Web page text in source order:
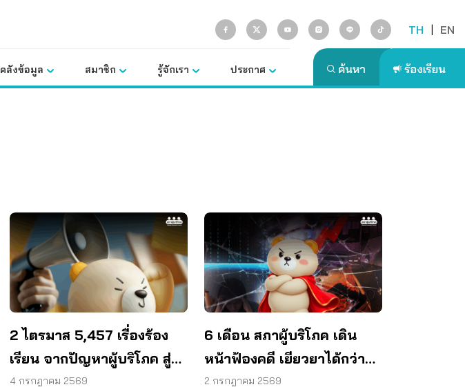
TH | EN
คลังข้อมูล สมาชิก รู้จักเรา ประกาศ
2 ไตรมาส 5,457 เรื่องร้อง
เรียน จากปัญหาผู้บริโภค สู่
การดันนโยบายทั่วประเทศ
4 กรกฎาคม 2569
6 เดือน สภาผู้บริโภค เดิน
หน้าฟ้องคดี เยียวยาได้กว่า
44 ล้านบาท
2 กรกฎาคม 2569